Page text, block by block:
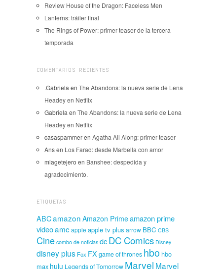
Review House of the Dragon: Faceless Men
Lanterns: tráiler final
The Rings of Power: primer teaser de la tercera
temporada
COMENTARIOS RECIENTES
.Gabriela en The Abandons: la nueva serie de Lena
Headey en Netflix
Gabriela en The Abandons: la nueva serie de Lena
Headey en Netflix
casaspammeren Agatha All Along: primer teaser
Ansen Los Farad: desde Marbella con amor
mlagetejero en Banshee: despedida y
agradecimiento.
ETIQUETAS
ABCamazon Amazon Primeamazon prime
videoamcapple apple tv plus arrow BBC CBS
Cine combo de noticias dcDC Comics Disney
disney plus Fox FX game of thrones hbo hbo
max hulu Legends of Tomorrow Marvel Marvel